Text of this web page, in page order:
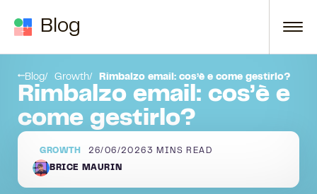
Blog
Blog Growth Rimbalzo email: cos’è e come gestirlo?
Rimbalzo email: cos’è e
come gestirlo?
GROWTH 26/06/2026 3 MINS READ
BRICE MAURIN
Controlla la fonte della tua email